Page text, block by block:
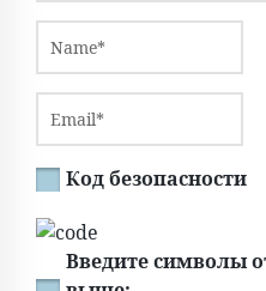
Код безопасности
Введите символы